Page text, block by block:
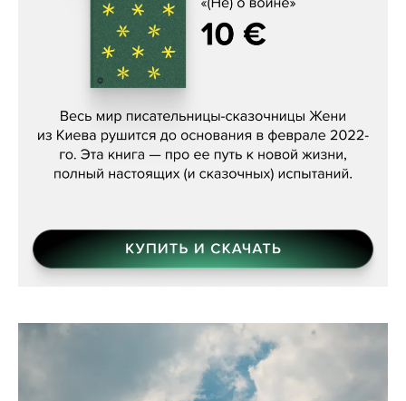
Женя Бережная, «(Не) о войне»